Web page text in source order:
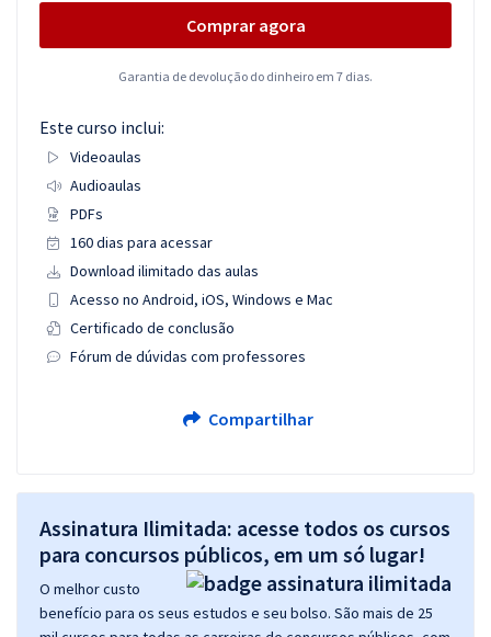
Comprar agora
Garantia de devolução do dinheiro em 7 dias.
Este curso inclui:
Videoaulas
Audioaulas
PDFs
160 dias para acessar
Download ilimitado das aulas
Acesso no Android, iOS, Windows e Mac
Certificado de conclusão
Fórum de dúvidas com professores
Compartilhar
Assinatura Ilimitada: acesse todos os cursos
para concursos públicos, em um só lugar!
O melhor custo
benefício para os seus estudos e seu bolso. São mais de 25